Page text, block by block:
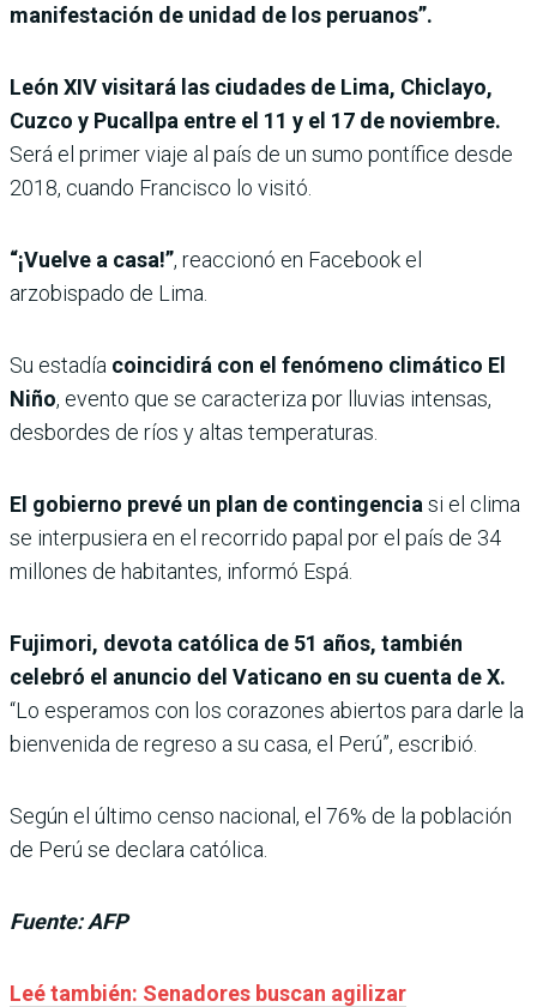
manifestación de unidad de los peruanos”.
León XIV visitará las ciudades de Lima, Chiclayo,
Cuzco y Pucallpa entre el 11 y el 17 de noviembre.
Será el primer viaje al país de un sumo pontífice desde
2018, cuando Francisco lo visitó.
“¡Vuelve a casa!”, reaccionó en Facebook el
arzobispado de Lima.
Su estadía coincidirá con el fenómeno climático El
Niño, evento que se caracteriza por lluvias intensas,
desbordes de ríos y altas temperaturas.
El gobierno prevé un plan de contingencia si el clima
se interpusiera en el recorrido papal por el país de 34
millones de habitantes, informó Espá.
Fujimori, devota católica de 51 años, también
celebró el anuncio del Vaticano en su cuenta de X.
“Lo esperamos con los corazones abiertos para darle la
bienvenida de regreso a su casa, el Perú”, escribió.
Según el último censo nacional, el 76% de la población
de Perú se declara católica.
Fuente: AFP
Leé también: Senadores buscan agilizar